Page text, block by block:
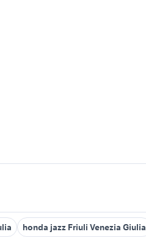
honda jazz Friuli Venezia Giulia